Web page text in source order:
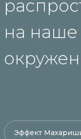
на наше
Эффект